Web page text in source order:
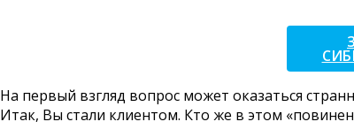
На первый взгляд вопрос может оказаться
Итак, Вы стали клиентом. Кто же в этом